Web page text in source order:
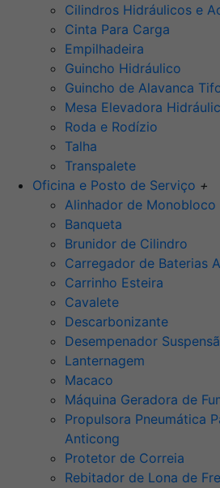
Cilindros Hidráulicos e
Cinta Para Carga
Empilhadeira
Guincho Hidráulico
Guincho de Alavanca
Mesa Elevadora
Roda e Rodízio
Talha
Transpalete
Oficina e Posto de Serviço +
Alinhador de Monobloco
Banqueta
Brunidor de Cilindro
Carregador de Baterias
Carrinho Esteira
Cavalete
Descarbonizante
Desempenador
Lanternagem
Macaco
Máquina Geradora de
Propulsora Pneumática
Anticong
Protetor de Correia
Rebitador de Lona de